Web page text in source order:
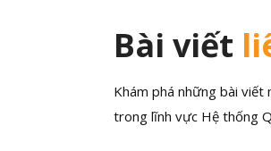
Bài viết
Khám phá những bài viết
trong lĩnh vực Hệ thống